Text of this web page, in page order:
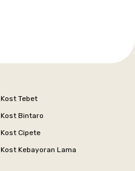
Kost Tebet
Kost Bintaro
Kost Cipete
Kost Kebayoran Lama